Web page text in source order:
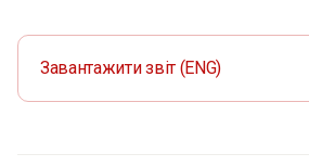
Завантажити звіт (ENG)